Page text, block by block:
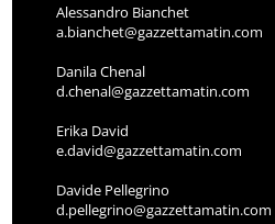
Alessandro Bianchet
a.bianchet@gazzettamatin.com
Danila Chenal
d.chenal@gazzettamatin.com
Erika David
e.david@gazzettamatin.com
Davide Pellegrino
d.pellegrino@gazzettamatin.com